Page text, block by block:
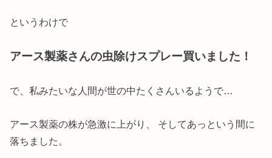
というわけで
アース製薬さんの虫除けスプレー買いました！
で、私みたいな人間が世の中たくさんいるようで…
アース製薬の株が急激に上がり、 そしてあっという間に
落ちました。